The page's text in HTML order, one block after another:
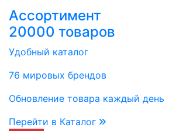
Ассортимент
20000 товаров
Удобный каталог
76 мировых брендов
Обновление товара каждый день
Перейти в Каталог